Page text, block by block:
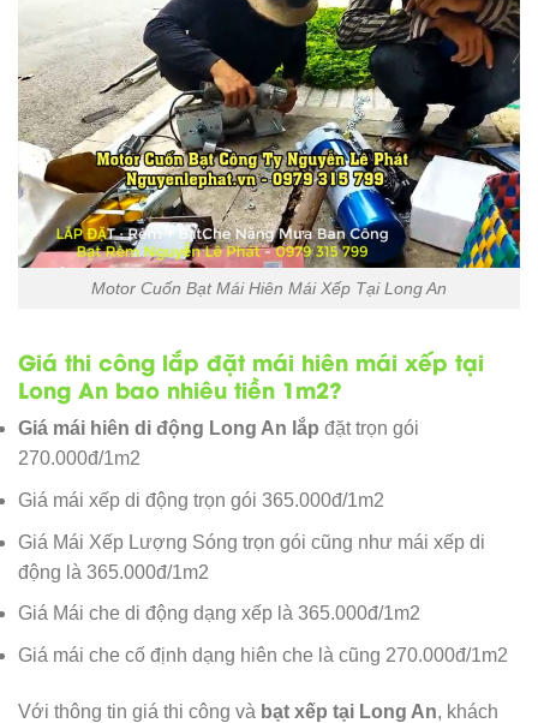
Motor Cuốn Bạt Mái Hiên Mái Xếp Tại Long An
Giá thi công lắp đặt mái hiên mái xếp tại
Long An bao nhiêu tiền 1m2?
Giá mái hiên di động Long An lắp đặt trọn gói
270.000đ/1m2
Giá mái xếp di động trọn gói 365.000đ/1m2
Giá Mái Xếp Lượng Sóng trọn gói cũng như mái xếp di
động là 365.000đ/1m2
Giá Mái che di động dạng xếp là 365.000đ/1m2
Giá mái che cố định dạng hiên che là cũng 270.000đ/1m2
Với thông tin giá thi công và bạt xếp tại Long An, khách